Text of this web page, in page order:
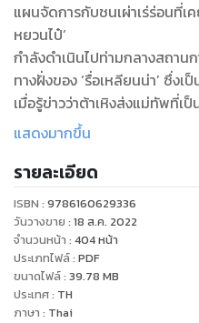
แผนจัดการกับชนเผ่าเร่ร่อนที่เ
หยวนไป๋’
กำลังดำเนินไปท่ามกลางสถา
ทางฝั่งของ ‘รื่อเหลียนน่า’ ซึ่ง
เมื่อรู้ข่าวว่าต้าเหิงส่งแม่ทัพที่เ
ย่ามใจ
ผู้ซึ่งคุ้นชินกับชนเผ่าเร่ร่อนเป็น
กระดูกดำ
แต่คำดูแคลนเหล่านั้นมิได้อยู่ใน
น้อย
เพราะบัดนี้นอกจากคำนึงถึงแผน
ในหัวของเขามีเพียงกู้หยวนไป๋
แสดงมากขึ้น
รายละเอียด
ISBN : 9786160629336
วันวางขาย : 18 ส.ค. 2022
จำนวนหน้า : 404หน้า
ประเภทไฟล์: PDF
ขนาดไฟล์: 39.78 MB
ประเทศ: TH
ภาษา : Thai